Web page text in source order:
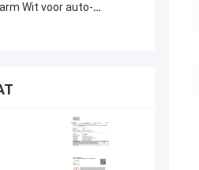
Wit voor auto-